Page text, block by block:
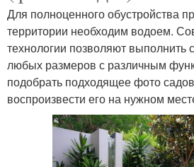
Для полноценного обустройства
территории необходим водоем.
технологии позволяют выполнить
любых размеров с различным
подобрать подходящее фото
воспроизвести его на нужном